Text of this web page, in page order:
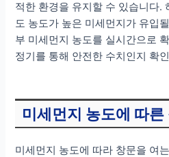
적한 환경을 유지할 수 있습니다.
도 농도가 높은 미세먼지가 유입
부 미세먼지 농도를 실시간으로
정기를 통해 안전한 수치인지 확
미세먼지 농도에 따
미세먼지 농도에 따라 창문을 여